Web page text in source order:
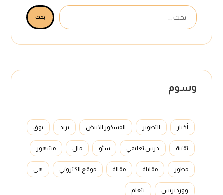
بحث
وسوم
أخبار التصوير الفسفور الابيض بريد بوق
تقنية درس تعليمي سئو مال مشهور
مطور مقابلة مقالة موقع الكتروني هی
ووردبريس يتعلم